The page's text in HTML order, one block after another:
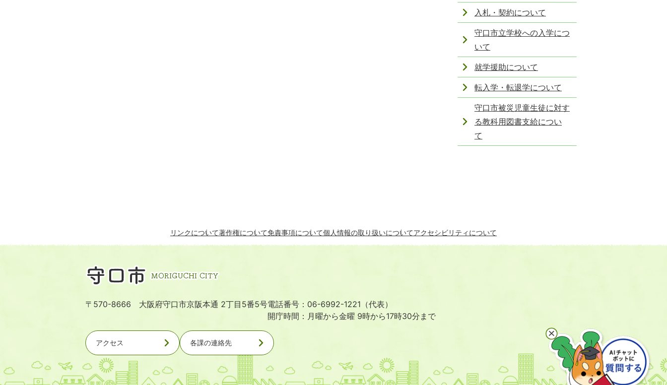
入札・契約について
守口市立学校への入学につ
いて
就学援助について
転入学・転退学について
守口市被災児童生徒に対す
る教科用図書支給につい
て
リンクについて著作権について免責事項について個人情報の取り扱いについてアクセシビリティについて
〒570-8666 大阪府守口市京阪本通 2丁目5番5号電話番号：06-6992-1221（代表）
開庁時間：月曜から金曜 9時から17時30分まで
アクセス 各課の連絡先